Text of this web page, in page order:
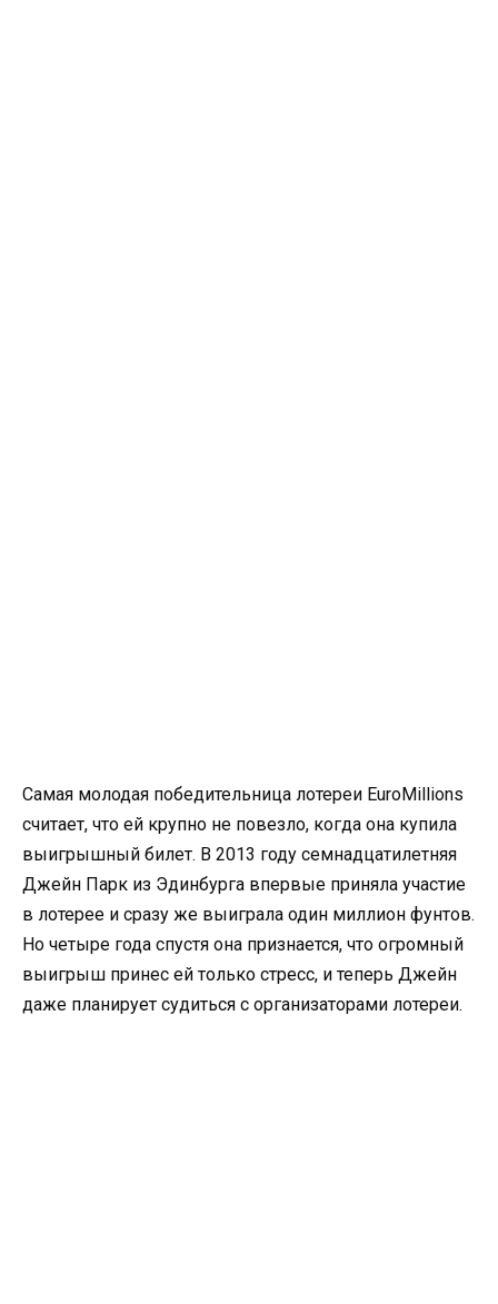
Самая молодая победительница лотереи EuroMillions
считает, что ей крупно не повезло, когда она купила
выигрышный билет. В 2013 году семнадцатилетняя
Джейн Парк из Эдинбурга впервые приняла участие
в лотерее и сразу же выиграла один миллион фунтов.
Но четыре года спустя она признается, что огромный
выигрыш принес ей только стресс, и теперь Джейн
даже планирует судиться с организаторами лотереи.